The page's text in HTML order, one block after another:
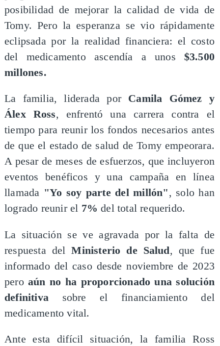
posibilidad de mejorar la calidad de vida de
Tomy. Pero la esperanza se vio rápidamente
eclipsada por la realidad financiera: el costo
del medicamento ascendía a unos $3.500
millones.
​La familia, liderada por Camila Gómez y
Álex Ross, enfrentó una carrera contra el
tiempo para reunir los fondos necesarios antes
de que el estado de salud de Tomy empeorara.
A pesar de meses de esfuerzos, que incluyeron
eventos benéficos y una campaña en línea
llamada "Yo soy parte del millón", solo han
logrado reunir el 7% del total requerido.
​La situación se ve agravada por la falta de
respuesta delMinisterio de Salud, que fue
informado del caso desde noviembre de 2023
peroaún no ha proporcionado una solución
definitiva sobre el financiamiento del
medicamento vital.
​Ante esta difícil situación, la familia Ross